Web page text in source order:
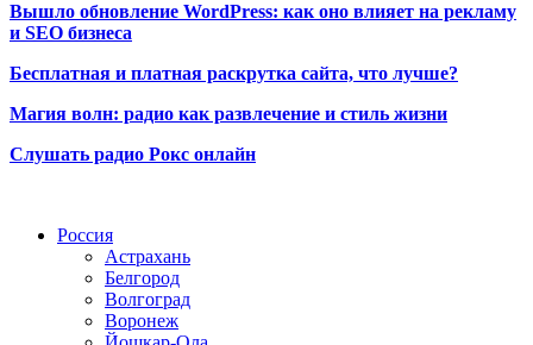
Вышло обновление WordPress: как оно влияет на рекламу
и SEO бизнеса
Бесплатная и платная раскрутка сайта, что лучше?
Магия волн: радио как развлечение и стиль жизни
Слушать радио Рокс онлайн
Россия
Астрахань
Белгород
Волгоград
Воронеж